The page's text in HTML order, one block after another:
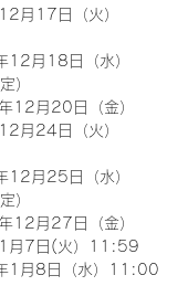
月17日（火）
12月18日（水）
）
12月20日（金）
月24日（火）
12月25日（水）
）
12月27日（金）
月7日(火）11:59
1月8日（水）11:00